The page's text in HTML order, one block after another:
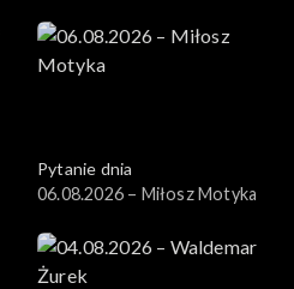
Pytanie dnia
06.08.2026 – Miłosz Motyka